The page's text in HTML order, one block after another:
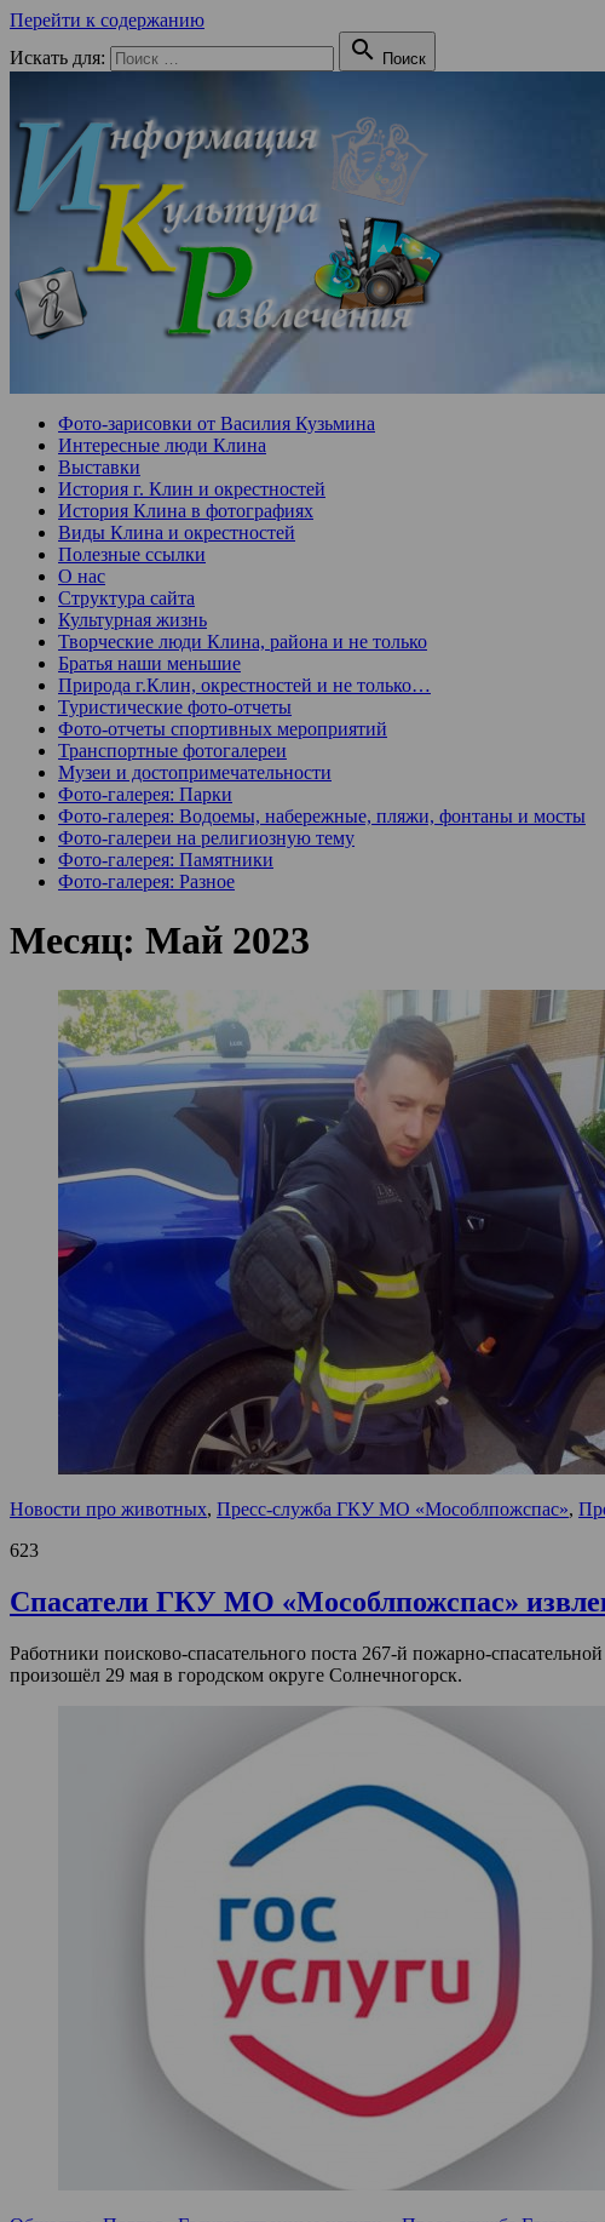
Перейти к содержанию
Искать для:
 Поиск
Фото-зарисовки от Василия Кузьмина
Интересные люди Клина
Выставки
История г. Клин и окрестностей
История Клина в фотографиях
Виды Клина и окрестностей
Полезные ссылки
О нас
Структура сайта
Культурная жизнь
Творческие люди Клина, района и не только
Братья наши меньшие
Природа г.Клин, окрестностей и не только…
Туристические фото-отчеты
Фото-отчеты спортивных мероприятий
Транспортные фотогалереи
Музеи и достопримечательности
Фото-галерея: Парки
Фото-галерея: Водоемы, набережные, пляжи, фонтаны и мосты
Фото-галереи на религиозную тему
Фото-галерея: Памятники
Фото-галерея: Разное
Месяц: Май 2023
Новости про животных, Пресс-служба ГКУ МО «Мособлпожспас»,
623
Спасатели ГКУ МО «Мособлпожспас»
Работники поисково-спасательного поста 267-й пожарно-
произошёл 29 мая в городском округе Солнечногорск.